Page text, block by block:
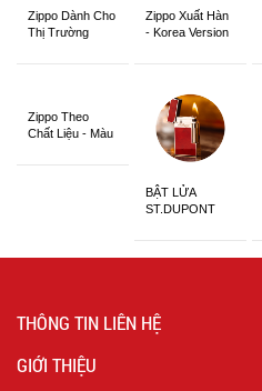
Zippo Dành Cho
Thị Trường
Zippo Xuất Hàn
- Korea Version
Zippo Theo
Chất Liệu - Màu
BẬT LỬA
ST.DUPONT
THÔNG TIN LIÊN HỆ
GIỚI THIỆU